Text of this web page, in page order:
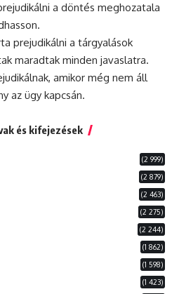
a döntés meghozatala
prejudikálni a tárgyalások
maradtak minden javaslatra.
amikor még nem áll
az ügy kapcsán.
és kifejezések
(2 999)
(2 879)
(2 463)
(2 275)
(2 244)
(1 862)
(1 598)
(1 423)